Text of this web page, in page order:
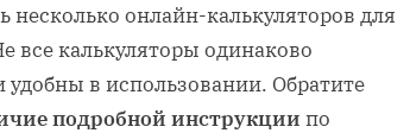
несколько онлайн-калькуляторов для
все калькуляторы одинаково
в использовании. Обратите
подробной инструкции по